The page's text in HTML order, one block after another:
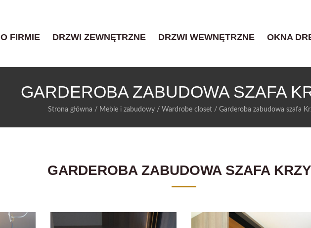
O FIRMIE DRZWI ZEWNĘTRZNE DRZWI WEWNĘTRZNE OKNA
GARDEROBA ZABUDOWA SZAFA
Strona główna / Meble i zabudowy / Wardrobe closet / Garderoba zabudowa szafa
GARDEROBA ZABUDOWA SZAFA